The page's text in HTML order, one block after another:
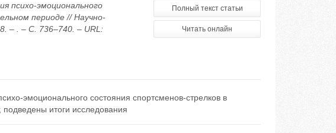
психо-эмоционального
периоде // Научно-
– . – С. 736–740. – URL:
Полный текст статьи
Читать онлайн
эмоционального состояния спортсменов-стрелков в
итоги исследования